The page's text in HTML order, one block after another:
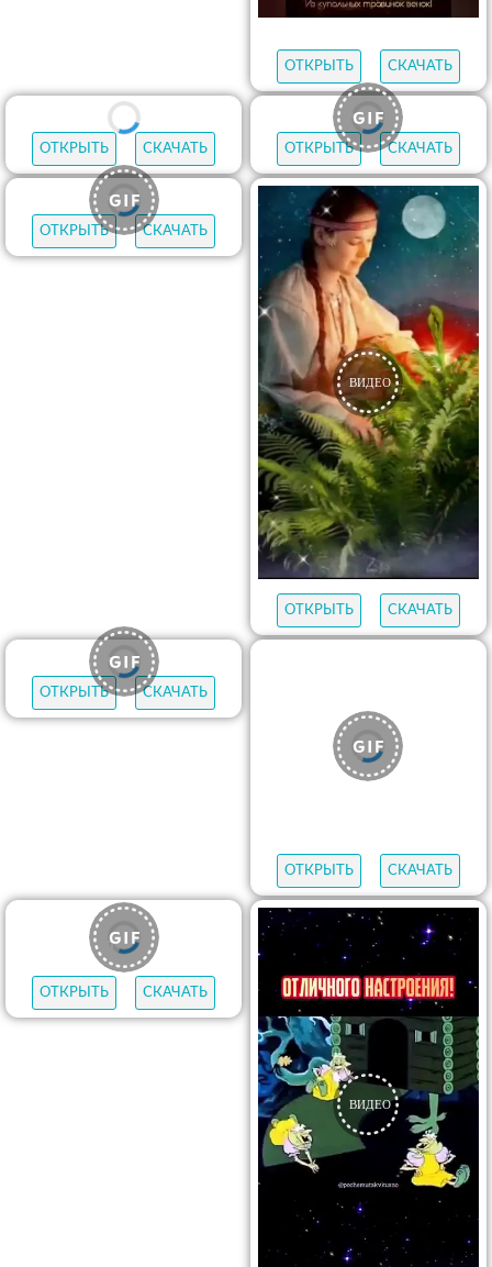
ОТКРЫТЬ СКАЧАТЬ
ОТКРЫТЬ
ОТКРЫТЬ СКАЧАТЬ
ОТКРЫТЬ СКАЧАТЬ